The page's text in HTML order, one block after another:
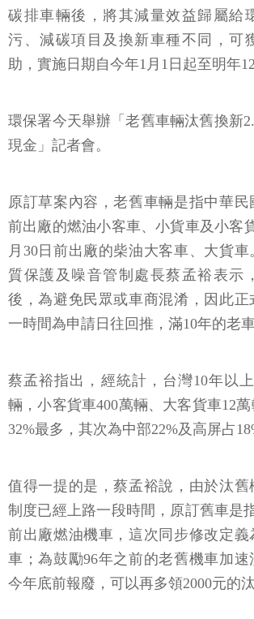
碳排車輛後，將其減量效益歸屬給
污、減碳項目及換新車種不同，可
助，實施日期自今年1月1日起至明年12
環保署今天舉辦「老舊車輛汰舊換新
現金」記者會。
原訂草案內容，老舊車輛是指中華民
前出廠的燃油小客車、小貨車及小客
月30日前出廠的柴油大客車、大貨
質保護及噪音管制處長蔡孟裕表示
後，為避免民眾或車商混淆，因此正
一時間為申請日往回推，滿10年的老車
蔡孟裕指出，經統計，台灣10年以
輛，小客貨車400萬輛、大客貨車12
32%最多，其次為中部22%及高屏占
值得一提的是，蔡孟裕說，由於汰舊
制度已經上路一段時間，原訂舊車是
前出廠燃油機車，這次同步修改定義
車；為鼓勵96年之前的老舊機車加速
今年底前報廢，可以再多領2000元的汰